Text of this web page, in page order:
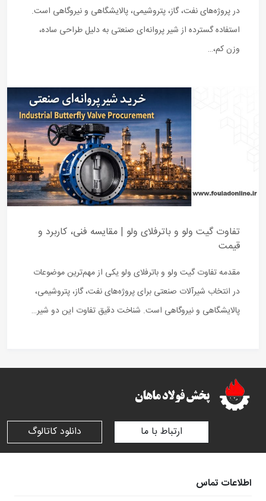
در پروژه‌های نفت، گاز، پتروشیمی، پالایشگاهی و نیروگاهی است.
استفاده گسترده از شیر پروانه‌ای صنعتی به دلیل طراحی ساده،
وزن کم،…
تفاوت گیت ولو و باترفلای ولو | مقایسه فنی، کاربرد و
قیمت
مقدمه تفاوت گیت ولو و باترفلای ولو یکی از مهم‌ترین موضوعات
در انتخاب شیرآلات صنعتی برای پروژه‌های نفت، گاز، پتروشیمی،
پالایشگاهی و نیروگاهی است. شناخت دقیق تفاوت این دو شیر…
ارتباط با ما دانلود کاتالوگ
اطلاعات تماس